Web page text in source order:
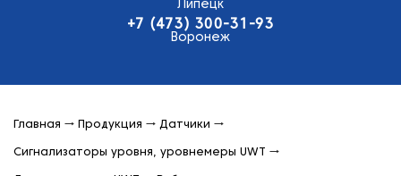
Продукция
Оплата и доставка
Липецк
+7 (473) 300-31-93
Воронеж
Главная → Продукция → Датчики →
Сигнализаторы уровня, уровнемеры UWT →